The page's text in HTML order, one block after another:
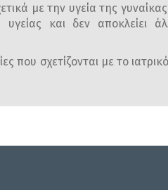
με την υγεία της
και δεν αποκλείει
που σχετίζονται με το